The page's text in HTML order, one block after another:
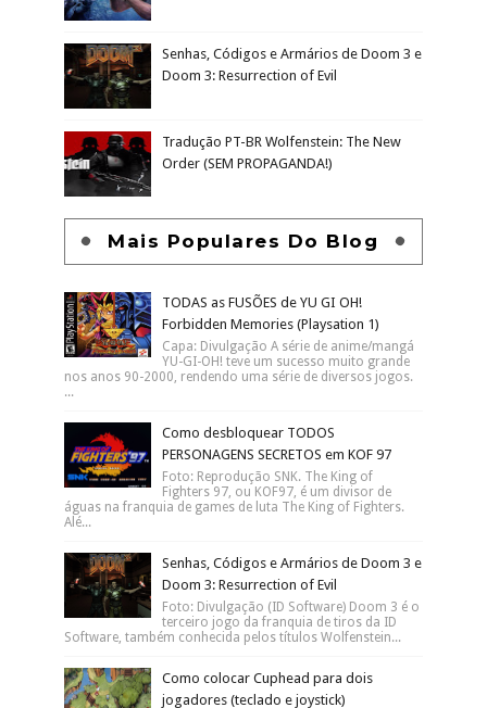
Senhas, Códigos e Armários de Doom 3 e
Doom 3: Resurrection of Evil
Tradução PT-BR Wolfenstein: The New
Order (SEM PROPAGANDA!)
Mais Populares Do Blog
TODAS as FUSÕES de YU GI OH!
Forbidden Memories (Playsation 1)
Capa: Divulgação A série de anime/mangá
YU-GI-OH! teve um sucesso muito grande
nos anos 90-2000, rendendo uma série de diversos jogos.
...
Como desbloquear TODOS
PERSONAGENS SECRETOS em KOF 97
Foto: Reprodução SNK. The King of
Fighters 97, ou KOF97, é um divisor de
águas na franquia de games de luta The King of Fighters.
Alé...
Senhas, Códigos e Armários de Doom 3 e
Doom 3: Resurrection of Evil
Foto: Divulgação (ID Software) Doom 3 é o
terceiro jogo da franquia de tiros da ID
Software, também conhecida pelos títulos Wolfenstein...
Como colocar Cuphead para dois
jogadores (teclado e joystick)